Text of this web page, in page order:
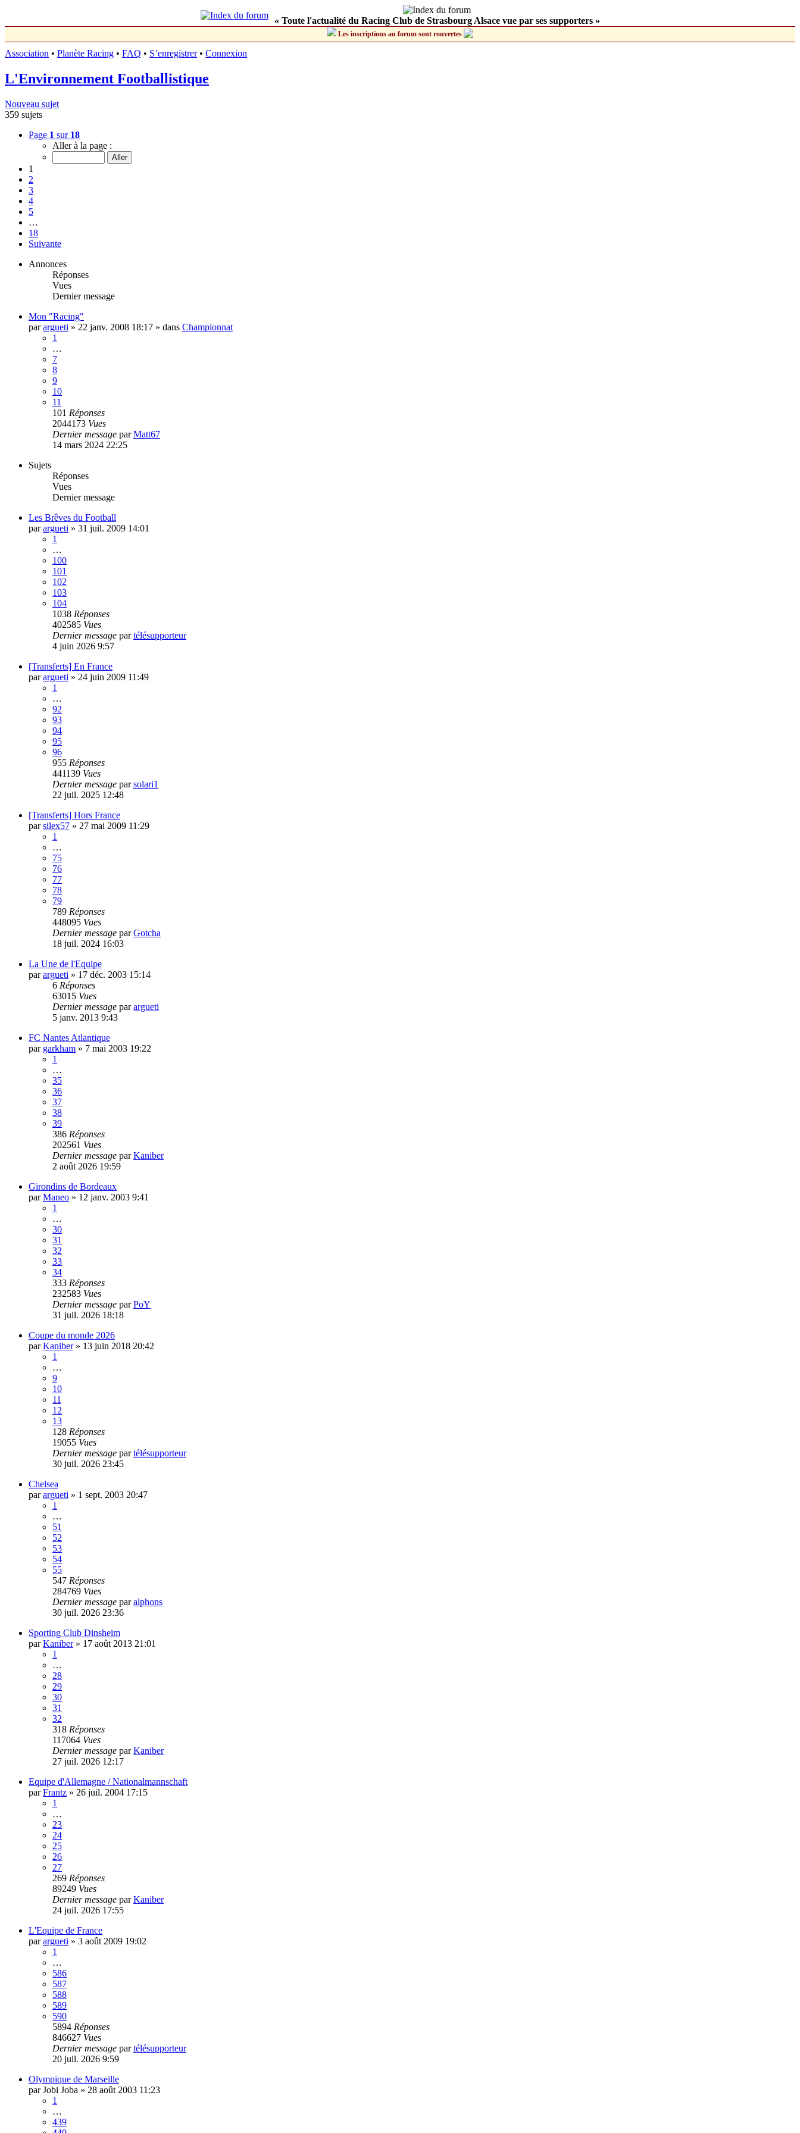
« Toute l'actualité du Racing Club de Strasbourg Alsace vue par ses supporters »
Les inscriptions au forum sont rouvertes
Association • Planète Racing • FAQ • S’enregistrer• Connexion
L'Environnement Footballistique
Nouveau sujet
359 sujets
Page 1 sur 18
Aller à la page :
1
2
3
4
5
…
18
Suivante
Annonces
Réponses
Vues
Dernier message
Mon "Racing"
parargueti » 22 janv. 2008 18:17 » dans Championnat
1
…
7
8
9
10
11
101 Réponses
2044173 Vues
Dernier message parMatt67
14 mars 2024 22:25
Sujets
Réponses
Vues
Dernier message
Les Brêves du Football
parargueti » 31 juil. 2009 14:01
1
…
100
101
102
103
104
1038 Réponses
402585 Vues
Dernier message partélésupporteur
4 juin 2026 9:57
[Transferts] En France
parargueti » 24 juin 2009 11:49
1
…
92
93
94
95
96
955 Réponses
441139 Vues
Dernier message parsolari1
22 juil. 2025 12:48
[Transferts] Hors France
parsilex57 » 27 mai 2009 11:29
1
…
75
76
77
78
79
789 Réponses
448095 Vues
Dernier message parGotcha
18 juil. 2024 16:03
La Une de l'Equipe
parargueti » 17 déc. 2003 15:14
6 Réponses
63015 Vues
Dernier message parargueti
5 janv. 2013 9:43
FC Nantes Atlantique
par garkham » 7 mai 2003 19:22
1
…
35
36
37
38
39
386 Réponses
202561 Vues
Dernier message parKaniber
2 août 2026 19:59
Girondins de Bordeaux
parManeo » 12 janv. 2003 9:41
1
…
30
31
32
33
34
333 Réponses
232583 Vues
Dernier message parPoY
31 juil. 2026 18:18
Coupe du monde 2026
parKaniber» 13 juin 2018 20:42
1
…
9
10
11
12
13
128 Réponses
19055 Vues
Dernier message partélésupporteur
30 juil. 2026 23:45
Chelsea
parargueti » 1 sept. 2003 20:47
1
…
51
52
53
54
55
547 Réponses
284769 Vues
Dernier message paralphons
30 juil. 2026 23:36
Sporting Club Dinsheim
parKaniber» 17 août 2013 21:01
1
…
28
29
30
31
32
318 Réponses
117064 Vues
Dernier message parKaniber
27 juil. 2026 12:17
Equipe d'Allemagne / Nationalmannschaft
parFrantz » 26 juil. 2004 17:15
1
…
23
24
25
26
27
269 Réponses
89249 Vues
Dernier message parKaniber
24 juil. 2026 17:55
L'Equipe de France
parargueti » 3 août 2009 19:02
1
…
586
587
588
589
590
5894 Réponses
846627 Vues
Dernier message partélésupporteur
20 juil. 2026 9:59
Olympique de Marseille
parJobi Joba » 28 août 2003 11:23
1
…
439